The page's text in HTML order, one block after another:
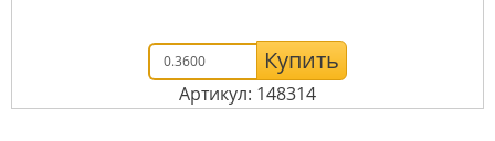
Купить
Артикул: 148314